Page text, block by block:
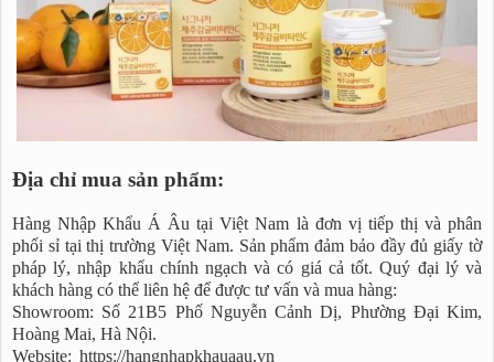
Địa chỉ mua sản phẩm:
Hàng Nhập Khẩu Á Âu tại Việt Nam là đơn vị tiếp thị và phân
phối sỉ tại thị trường Việt Nam. Sản phẩm đảm bảo đầy đủ giấy tờ
pháp lý, nhập khẩu chính ngạch và có giá cả tốt. Quý đại lý và
khách hàng có thể liên hệ để được tư vấn và mua hàng:
Showroom: Số 21B5 Phố Nguyễn Cảnh Dị, Phường Đại Kim,
Hoàng Mai, Hà Nội.
Website: https://hangnhapkhauaau.vn